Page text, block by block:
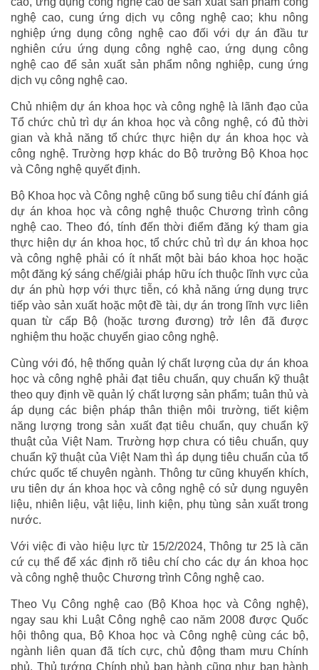
nghệ cao, cung ứng dịch vụ công nghệ cao; khu nông
nghiệp ứng dụng công nghệ cao đối với dự án đầu tư
nghiên cứu ứng dụng công nghệ cao, ứng dụng công
nghệ cao để sản xuất sản phẩm nông nghiệp, cung ứng
dịch vụ công nghệ cao.
Chủ nhiệm dự án khoa học và công nghệ là lãnh đạo của
Tổ chức chủ trì dự án khoa học và công nghệ, có đủ thời
gian và khả năng tổ chức thực hiện dự án khoa học và
công nghệ. Trường hợp khác do Bộ trưởng Bộ Khoa học
và Công nghệ quyết định.
Bộ Khoa học và Công nghệ cũng bổ sung tiêu chí đánh giá
dự án khoa học và công nghệ thuộc Chương trình công
nghệ cao. Theo đó, tính đến thời điểm đăng ký tham gia
thực hiện dự án khoa học, tổ chức chủ trì dự án khoa học
và công nghệ phải có ít nhất một bài báo khoa học hoặc
một đăng ký sáng chế/giải pháp hữu ích thuộc lĩnh vực của
dự án phù hợp với thực tiễn, có khả năng ứng dụng trực
tiếp vào sản xuất hoặc một đề tài, dự án trong lĩnh vực liên
quan từ cấp Bộ (hoặc tương đương) trở lên đã được
nghiệm thu hoặc chuyển giao công nghệ.
Cùng với đó, hệ thống quản lý chất lượng của dự án khoa
học và công nghệ phải đạt tiêu chuẩn, quy chuẩn kỹ thuật
theo quy định về quản lý chất lượng sản phẩm; tuân thủ và
áp dụng các biện pháp thân thiện môi trường, tiết kiệm
năng lượng trong sản xuất đạt tiêu chuẩn, quy chuẩn kỹ
thuật của Việt Nam. Trường hợp chưa có tiêu chuẩn, quy
chuẩn kỹ thuật của Việt Nam thì áp dụng tiêu chuẩn của tổ
chức quốc tế chuyên ngành. Thông tư cũng khuyến khích,
ưu tiên dự án khoa học và công nghệ có sử dụng nguyên
liệu, nhiên liệu, vật liệu, linh kiện, phụ tùng sản xuất trong
nước.
Với việc đi vào hiệu lực từ 15/2/2024, Thông tư 25 là căn
cứ cụ thể để xác định rõ tiêu chí cho các dự án khoa học
và công nghệ thuộc Chương trình Công nghệ cao.
Theo Vụ Công nghệ cao (Bộ Khoa học và Công nghệ),
ngay sau khi Luật Công nghệ cao năm 2008 được Quốc
hội thông qua, Bộ Khoa học và Công nghệ cùng các bộ,
ngành liên quan đã tích cực, chủ động tham mưu Chính
phủ, Thủ tướng Chính phủ ban hành cũng như ban hành